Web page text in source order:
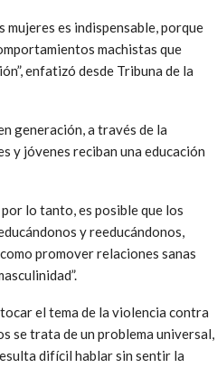
es indispensable, porque
machistas que
enfatizó desde Tribuna de la
generación, a través de la
y jóvenes reciban una educación
lo tanto, es posible que los
y reeducándonos,
promover relaciones sanas
el tema de la violencia contra
se trata de un problema universal,
difícil hablar sin sentir la